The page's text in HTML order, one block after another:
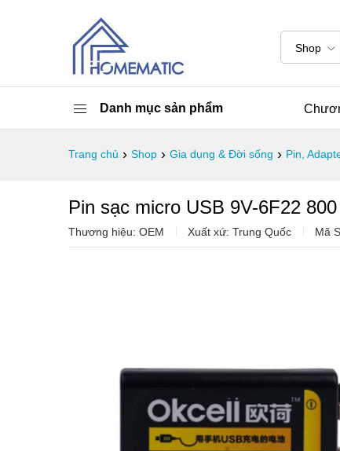
Shop
Danh mục sản phẩm
Trang chủ › Shop › Gia dụng & Đời sống › Pin,
Pin sạc micro USB 9V-6F22
Thương hiệu: OEM Xuất xứ: Trung Quốc Mã